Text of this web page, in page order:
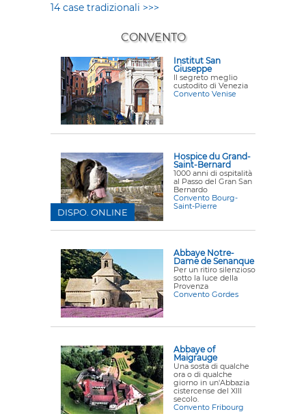
14 case tradizionali >>>
CONVENTO
Institut San
Giuseppe
Il segreto meglio
custodito di Venezia
Convento Venise
Hospice du Grand-
Saint-Bernard
1000 anni di ospitalità
al Passo del Gran San
Bernardo
Convento Bourg-
Saint-Pierre
DISPO. ONLINE
Abbaye Notre-
Dame de Senanque
Per un ritiro silenzioso
sotto la luce della
Provenza
Convento Gordes
Abbaye of
Maigrauge
Una sosta di qualche
ora o di qualche
giorno in un'Abbazia
cistercense del XIII
secolo.
Convento Fribourg